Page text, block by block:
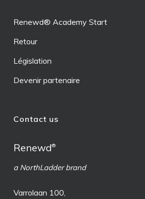
Renewd® Academy Start
Retour
Législation
Devenir partenaire
Contact us
Renewd®
a NorthLadder brand
Varrolaan 100,